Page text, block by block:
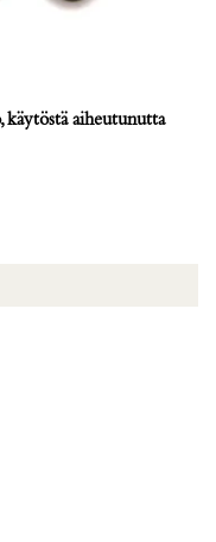
aiheutunutta